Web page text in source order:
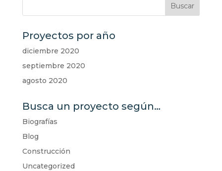
Proyectos por año
diciembre 2020
septiembre 2020
agosto 2020
Busca un proyecto según…
Biografías
Blog
Construcción
Uncategorized